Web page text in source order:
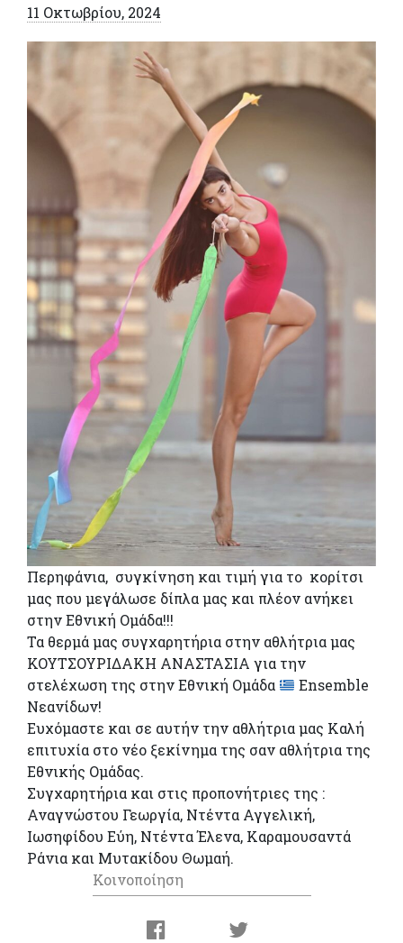
11 Οκτωβρίου, 2024
Περηφάνια, συγκίνηση και τιμή για το κορίτσι
μας που μεγάλωσε δίπλα μας και πλέον ανήκει
στην Εθνική Ομάδα!!!
Τα θερμά μας συγχαρητήρια στην αθλήτρια μας
ΚΟΥΤΣΟΥΡΙΔΑΚΗ ΑΝΑΣΤΑΣΙΑ για την
στελέχωση της στην Εθνική Ομάδα
Ensemble
Νεανίδων!
Ευχόμαστε και σε αυτήν την αθλήτρια μας Καλή
επιτυχία στο νέο ξεκίνημα της σαν αθλήτρια της
Εθνικής Ομάδας.
Συγχαρητήρια και στις προπονήτριες της :
Αναγνώστου Γεωργία, Ντέντα Αγγελική,
Ιωσηφίδου Εύη, Ντέντα Έλενα, Καραμουσαντά
Ράνια και Μυτακίδου Θωμαή.
Κοινοποίηση